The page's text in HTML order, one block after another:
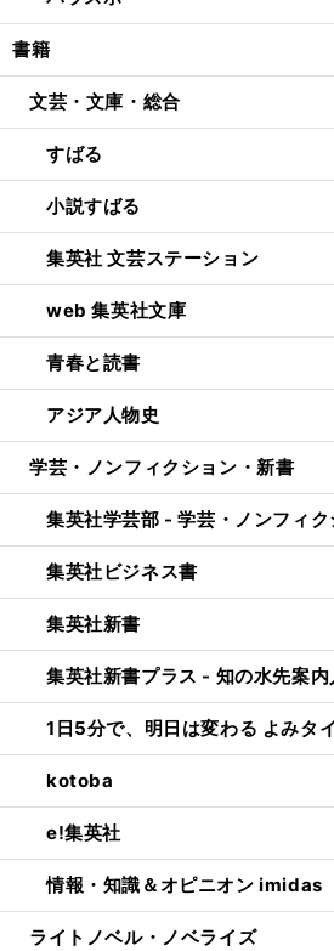
書籍
文芸・文庫・総合
すばる
小説すばる
集英社 文芸ステーション
web 集英社文庫
青春と読書
アジア人物史
学芸・ノンフィクション・新書
集英社学芸部 - 学芸・ノンフィク
集英社ビジネス書
集英社新書
集英社新書プラス - 知の水先案内
1日5分で、明日は変わる よみタ
kotoba
e!集英社
情報・知識＆オピニオン imidas
ライトノベル・ノベライズ